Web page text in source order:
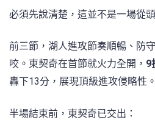
必須先說清楚，這並不是一場從
前三節，湖人進攻節奏順暢、防
咬。東契奇在首節就火力全開， 9
轟下13分，展現頂級進攻侵略性。
半場結束前，東契奇已交出：